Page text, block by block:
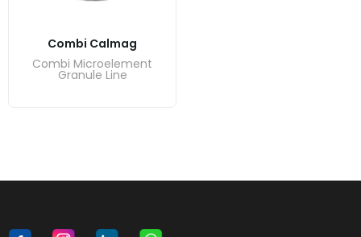
Combi Calmag
Combi Microelement
Granule Line